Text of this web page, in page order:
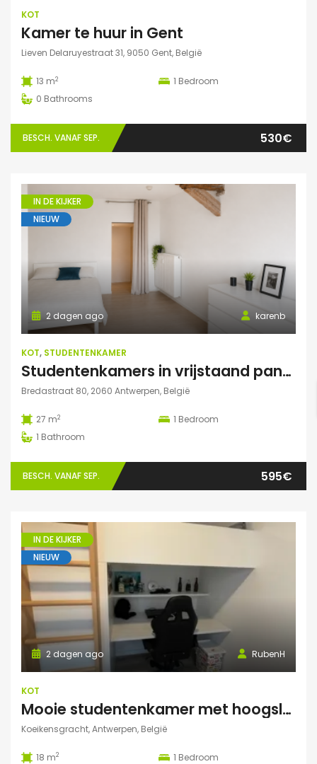
KOT
Kamer te huur in Gent
Lieven Delaruyestraat 31, 9050 Gent, België
13 m2 1 Bedroom
0 Bathrooms
BESCH. VANAF SEP. 530€
IN DE KIJKER
NIEUW
karenb
2 dagen ago
KOT, STUDENTENKAMER
Studentenkamers in vrijstaand pand ‘De Drie Snellen’.
Bredastraat 80, 2060 Antwerpen, België
27 m2 1 Bedroom
1 Bathroom
BESCH. VANAF SEP. 595€
IN DE KIJKER
NIEUW
RubenH
2 dagen ago
KOT
Mooie studentenkamer met hoogslaper en grote gemeenschappelijke ruimte/terras in Campus Eilandje
Koeikensgracht, Antwerpen, België
18 m2 1 Bedroom